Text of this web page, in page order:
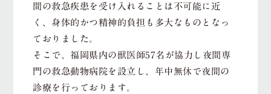
間の救急疾患を受け入れることは不可能に近
く、身体的かつ精神的負担も多大なものとなっ
ておりました。
そこで、福岡県内の獣医師57名が協力し夜間専
門の救急動物病院を設立し、年中無休で夜間の
診療を行っております。